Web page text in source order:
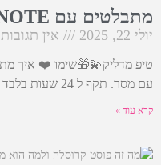
מתבלטים עם NOTE באינסטגרם
יולי 22, 2025 אין תגובות
עם מסר. תקף ל 24 שעות בלבד (כמו סטורי) לכן ניתן אחת ליום🙃
קרא עוד »